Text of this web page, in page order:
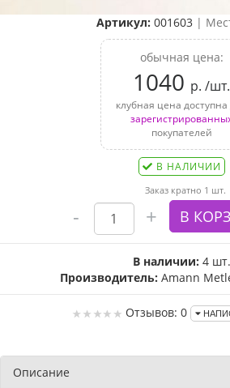
Артикул: 001603|
обычная цена:
1040 р. /шт.
клубная цена доступна
покупателей
В НАЛИЧИИ
Заказ кратно 1 шт.
В наличии: 4 шт.
Производитель: Amann
Отзывов: 0
Описание